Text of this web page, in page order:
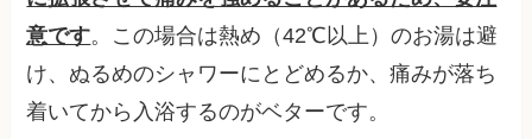
意です。この場合は熱め（42℃以上）のお湯は避
け、ぬるめのシャワーにとどめるか、痛みが落ち
着いてから入浴するのがベターです。